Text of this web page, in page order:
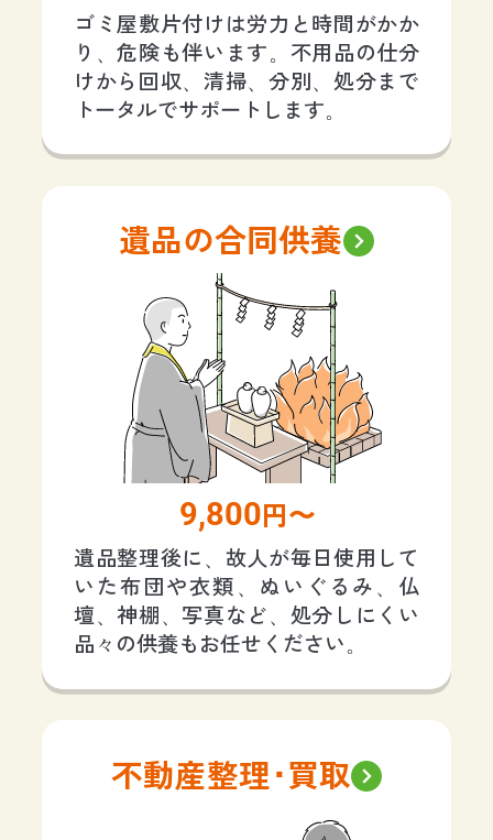
ゴミ屋敷片付けは労力と時間がかか
り、危険も伴います。不用品の仕分
けから回収、清掃、分別、処分まで
トータルでサポートします。
遺品の合同供養
9,800 円〜
遺品整理後に、故人が毎日使用して
いた布団や衣類、ぬいぐるみ、仏
壇、神棚、写真など、処分しにくい
品々の供養もお任せください。
不動産整理･買取